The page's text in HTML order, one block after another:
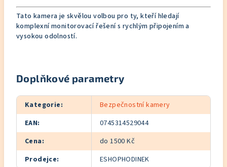
Tato kamera je skvělou volbou pro ty, kteří hledají
komplexní monitorovací řešení s rychlým připojením a
vysokou odolností.
Doplňkové parametry
Kategorie:
Bezpečnostní kamery
EAN:
0745314529044
Cena:
do 1500 Kč
Prodejce: ESHOPHODINEK